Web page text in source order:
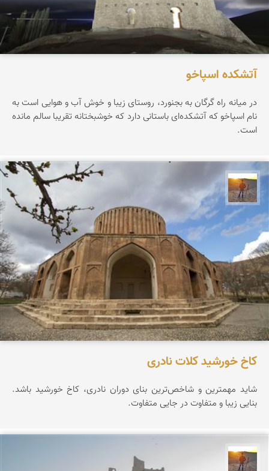
آتشکده اسپاخو
در میانه راه گرگان به بجنورد، روستای زیبا و خوش آب و هوایی است به
نام اسپاخو که آتشکده‌ای باستانی دارد که خوشبختانه تقریبا سالم مانده
است.
مهدی مخلصیان
کاخ خورشید کلات نادری
شاید مهمترین و شاخص‌ترین بنای دوران نادری، کاخ خورشید باشد.
بنایی زیبا و متفاوت در جایی متفاوت.